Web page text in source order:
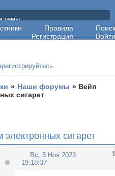
поддержки
Правила
Поиск
Регистрация
Войти
темы
.
» Наши форумы » Вейп
сигарет
сигарет
1
Вс, 5 Ноя 2023
19:18:37